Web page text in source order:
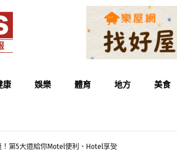
康 娛樂 體育 地方 美食
第5大道給你Motel便利、Hotel享受